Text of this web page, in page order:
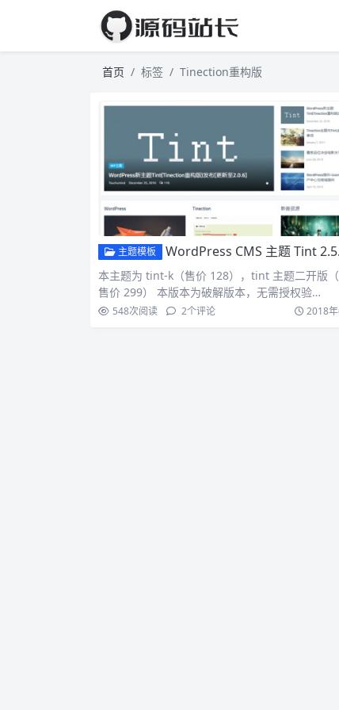
首页 标签 Tinection重构版
主题模板 WordPress CMS 主题 Tint 2.5.0-Pro (Tinection重构版) 商业主题
本主题为 tint-k（售价 128），tint 主题二开版
售价 299） 本版本为破解版本，无需授权验…
548次阅读 2个评论 2018